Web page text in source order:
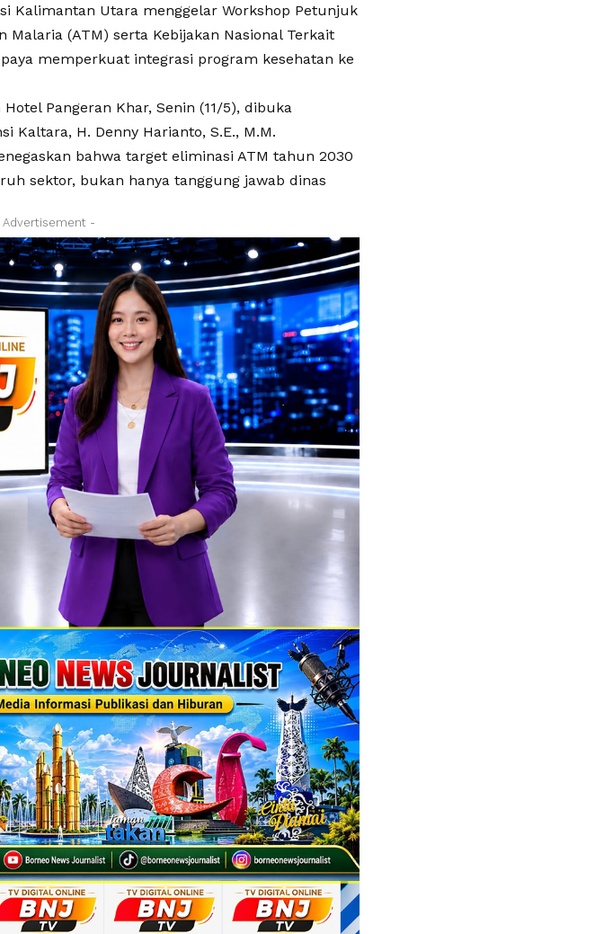
Kalimantan Utara menggelar Workshop Petunjuk
Malaria (ATM) serta Kebijakan Nasional Terkait
memperkuat integrasi program kesehatan ke
Pangeran Khar, Senin (11/5), dibuka
Kaltara, H. Denny Harianto, S.E., M.M.
bahwa target eliminasi ATM tahun 2030
sektor, bukan hanya tanggung jawab dinas
Advertisement -